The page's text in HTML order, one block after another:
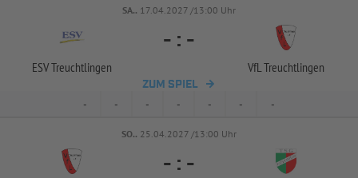
SA.. 17.04.2027 /13:00 Uhr
ESV Treuchtlingen
- : -
VfL Treuchtlingen
ZUM SPIEL
- - - - - - -
SO.. 25.04.2027 /13:00 Uhr
- : -